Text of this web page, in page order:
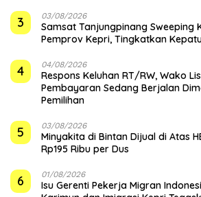
3 03/08/2026
Samsat Tanjungpinang Sweeping
Pemprov Kepri, Tingkatkan
4 04/08/2026
‎Respons Keluhan RT/RW, Wako
Pembayaran Sedang Berjalan
Pemilihan
5 03/08/2026
Minyakita di Bintan Dijual di Atas
Rp195 Ribu per Dus
6 01/08/2026
Isu Gerenti Pekerja Migran